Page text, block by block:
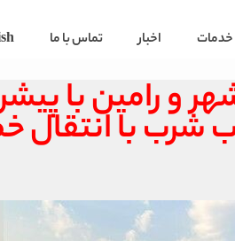
خدمات اخبار تماس با ما
رامین با
شرب با